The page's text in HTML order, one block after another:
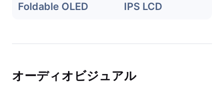
Foldable OLED IPS LCD
オーディオビジュアル